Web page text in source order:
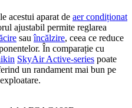
acestui aparat de aer condiționat
ajustabil permite reglarea
sauîncălzire, ceea ce reduce
În comparație cu
SkyAir Active-series poate
un randament mai bun pe